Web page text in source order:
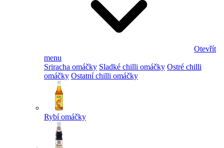
Otevřít
menu
Sriracha omáčky Sladké chilli omáčky Ostré chilli
omáčky Ostatní chilli omáčky
Rybí omáčky